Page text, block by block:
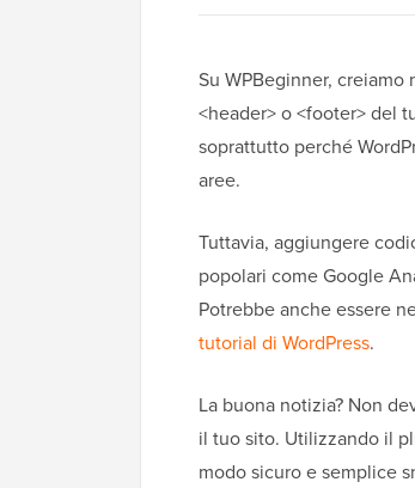
Su WPBeginner,
<header> o <footer> del
soprattutto perché
aree.
Tuttavia, aggiungere
popolari come Google
Potrebbe anche essere
tutorial di WordPress.
La buona notizia? Non
il tuo sito. Utilizzando il
modo sicuro e semplice